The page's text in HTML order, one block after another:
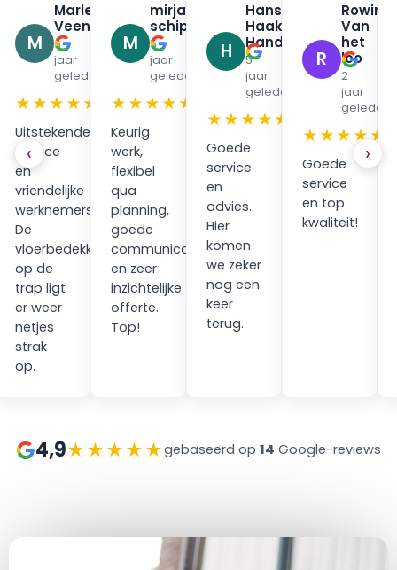
M
Marleen
Veenendaal
✓
6
jaar
geleden
★★★★★
Uitstekende
service
en
vriendelijke
werknemers.
De
vloerbedekking
op de
trap ligt
er weer
netjes
strak
op.
M
mirjam
schippers
5
jaar
geleden
★★★★★
Keurig
werk,
flexibel
qua
planning,
goede
communicatie
en zeer
inzichtelijke
offerte.
Top!
H
Hans
Haak
Handpan
5
jaar
geleden
★★★★★
Goede
service
en
advies.
Hier
komen
we zeker
nog een
keer
terug.
R
Rowin
Van
het
loo
2
jaar
geleden
★★★★★
Goede
service
en top
kwaliteit!
‹ ›
4,9★★★★★gebaseerd op 14 Google-reviews